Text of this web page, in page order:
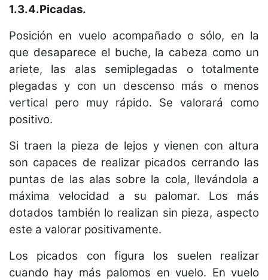
1.3.4.Picadas.
Posición en vuelo acompañado o sólo, en la
que desaparece el buche, la cabeza como un
ariete, las alas semiplegadas o totalmente
plegadas y con un descenso más o menos
vertical pero muy rápido. Se valorará como
positivo.
Si traen la pieza de lejos y vienen con altura
son capaces de realizar picados cerrando las
puntas de las alas sobre la cola, llevándola a
máxima velocidad a su palomar. Los más
dotados también lo realizan sin pieza, aspecto
este a valorar positivamente.
Los picados con figura los suelen realizar
cuando hay más palomos en vuelo. En vuelo